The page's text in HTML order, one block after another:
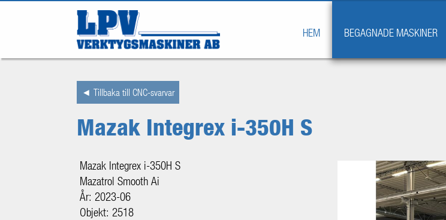
HEM BEGAGNADE MASKINER
◄ Tillbaka till CNC-svarvar
Mazak Integrex i-350H S
Mazak Integrex i-350H S
Mazatrol Smooth Ai
År: 2023-06
Objekt: 2518